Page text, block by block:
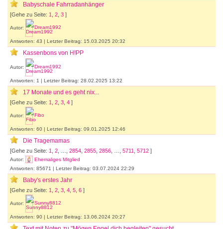
Babyschale Fahrradanhänger
[Gehe zu Seite: 1 2 3 ]
Autor: Dream1992
Antworten: 43 | Letzter Beitrag: 15.03.2025 20:32
Kassenbons von H!PP
Autor: Dream1992
Antworten: 1 | Letzter Beitrag: 28.02.2025 13:22
17 Monate und es geht nix...
[Gehe zu Seite: 1 2 3 4 ]
Autor: Fibo
Antworten: 60 | Letzter Beitrag: 09.01.2025 12:46
Die Tragemamas
[Gehe zu Seite: 1 2 2854 2855 2856 5711 5712 ]
Autor:
Ehemaliges Mitglied
Antworten: 85671 | Letzter Beitrag: 03.07.2024 22:29
Baby's erstes Jahr
[Gehe zu Seite: 1 2 3 4 5 6 ]
Autor: Sunny8812
Antworten: 90 | Letzter Beitrag: 13.06.2024 20:27